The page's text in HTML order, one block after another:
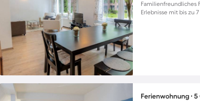
Familienfreundliches
Erlebnisse mit bis zu
Ferienwohnung ∙